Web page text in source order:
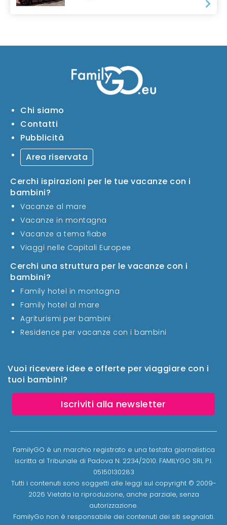
Vuoi ricevere idee e offerte per viaggiare con i
tuoi bambini?
Iscriviti alla newsletter
Chi siamo
Contatti
Pubblicità
Area riservata
Cerchi ispirazioni per le tue vacanze con i
bambini?
Vacanze al mare
Vacanze in montagna
Vacanze a tema fiabe
Viaggi nelle Capitali Europee
Cerchi una struttura per le vacanze con i
bambini?
Family hotel in montagna
Family hotel al mare
Agriturismi per bambini
Residence per vacanze con i bambini
FamilyGO è un marchio registrato e una testata giornalistica
iscritta al Tribunale di Padova N. 2234/2010. FAMILYGO SRL P.I.
05150130283
Tutti i contenuti sono soggetti alle leggi sul copyright © 2009-
2026 Vietata la riproduzione, anche parziale, senza
autorizzazione.
FamilyGo non è responsabile dei contenuti dei siti segnalati.